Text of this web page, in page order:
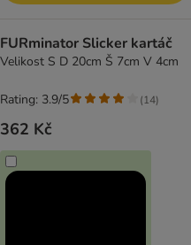
FURminator Slicker kartáč
Velikost S D 20cm Š 7cm V 4cm
362 Kč
Rating: 3.9/5 (14)